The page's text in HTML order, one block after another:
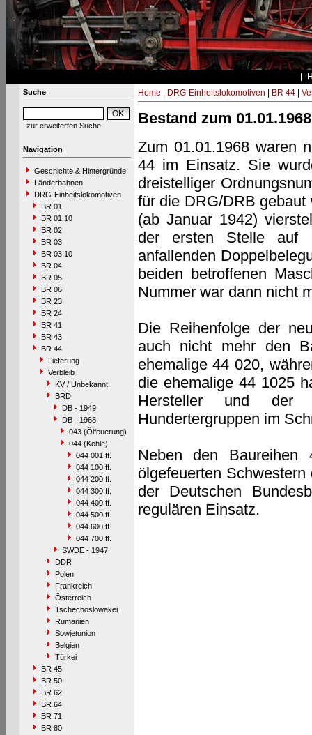
Suche
zur erweiterten Suche
Navigation
Geschichte & Hintergründe
Länderbahnen
DRG-Einheitslokomotiven
BR 01
BR 01.10
BR 02
BR 03
BR 03.10
BR 04
BR 05
BR 06
BR 23
BR 24
BR 41
BR 43
BR 44
Lieferung
Verbleib
KV / Unbekannt
BRD
DB - 1949
DB - 1968
043 (Ölfeuerung)
044 (Kohle)
044 001 ff.
044 100 ff.
044 200 ff.
044 300 ff.
044 400 ff.
044 500 ff.
044 600 ff.
044 700 ff.
SWDE - 1947
DDR
Polen
Frankreich
Österreich
Tschechoslowakei
Rumänien
Sowjetunion
Belgien
Türkei
BR 45
BR 50
BR 62
BR 64
BR 71
BR 80
Home DRG-Einheitslokomotiven BR 44|
Bestand zum
Zum 01.01.1968 waren
44 im Einsatz. Sie
dreistelliger
für die DRG/DRB
(ab Januar 1942)
der ersten Stelle auf
anfallenden
beiden betroffenen
Nummer war dann nicht
Die Reihenfolge der
auch nicht mehr den
ehemalige 44 020,
die ehemalige 44 1025
Hersteller und der
Hundertergruppen im
Neben den
ölgefeuerten
der Deutschen
regulären Einsatz.